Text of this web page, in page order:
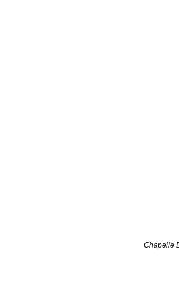
Chapelle